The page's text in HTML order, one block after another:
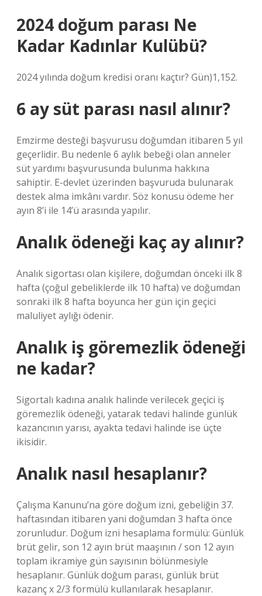
2024 doğum parası Ne
Kadar Kadınlar Kulübü?
2024 yılında doğum kredisi oranı kaçtır? Gün)1,152.
6 ay süt parası nasıl alınır?
Emzirme desteği başvurusu doğumdan itibaren 5 yıl
geçerlidir. Bu nedenle 6 aylık bebeği olan anneler
süt yardımı başvurusunda bulunma hakkına
sahiptir. E-devlet üzerinden başvuruda bulunarak
destek alma imkânı vardır. Söz konusu ödeme her
ayın 8’i ile 14’ü arasında yapılır.
Analık ödeneği kaç ay alınır?
Analık sigortası olan kişilere, doğumdan önceki ilk 8
hafta (çoğul gebeliklerde ilk 10 hafta) ve doğumdan
sonraki ilk 8 hafta boyunca her gün için geçici
maluliyet aylığı ödenir.
Analık iş göremezlik ödeneği
ne kadar?
Sigortalı kadına analık halinde verilecek geçici iş
göremezlik ödeneği, yatarak tedavi halinde günlük
kazancının yarısı, ayakta tedavi halinde ise üçte
ikisidir.
Analık nasıl hesaplanır?
Çalışma Kanunu’na göre doğum izni, gebeliğin 37.
haftasından itibaren yani doğumdan 3 hafta önce
zorunludur. Doğum izni hesaplama formülü: Günlük
brüt gelir, son 12 ayın brüt maaşının / son 12 ayın
toplam ikramiye gün sayısının bölünmesiyle
hesaplanır. Günlük doğum parası, günlük brüt
kazanç x 2/3 formülü kullanılarak hesaplanır.